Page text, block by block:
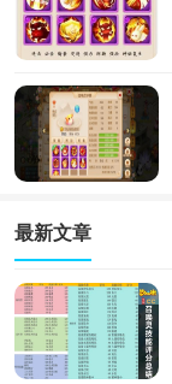
最新文章